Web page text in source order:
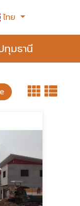
ไทย
ทุมธานี